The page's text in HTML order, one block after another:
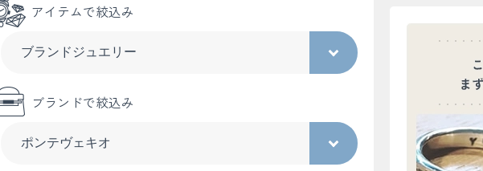
アイテムで絞込み
ブランドで絞込み